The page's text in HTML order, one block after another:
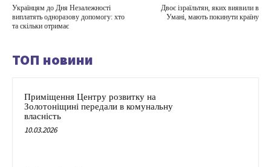
Українцям до Дня Незалежності
виплатять одноразову допомогу: хто
та скільки отримає
Двоє ізраїльтян, яких виявили в
Умані, мають покинути країну
ТОП новини
Приміщення Центру розвитку на
Золотоніщині передали в комунальну
власність
10.03.2026